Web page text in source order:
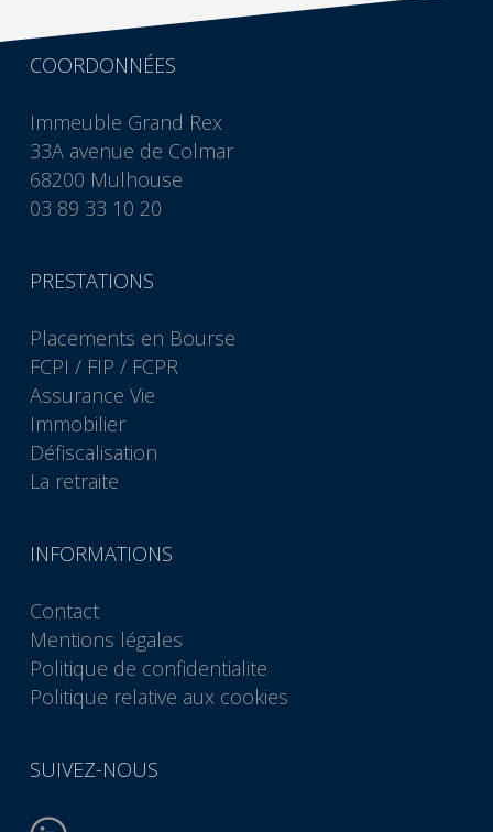
COORDONNÉES
Immeuble Grand Rex
33A avenue de Colmar
68200 Mulhouse
03 89 33 10 20
PRESTATIONS
Placements en Bourse
FCPI / FIP / FCPR
Assurance Vie
Immobilier
Défiscalisation
La retraite
INFORMATIONS
Contact
Mentions légales
Politique de confidentialite
Politique relative aux cookies
SUIVEZ-NOUS